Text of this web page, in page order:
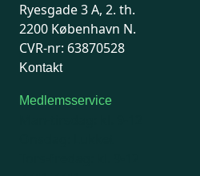
Ryesgade 3 A, 2. th.
2200 København N.
CVR-nr: 63870528
Kontakt
Medlemsservice